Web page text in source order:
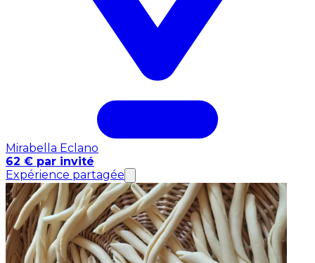
Mirabella Eclano
62 € par invité
Expérience partagée